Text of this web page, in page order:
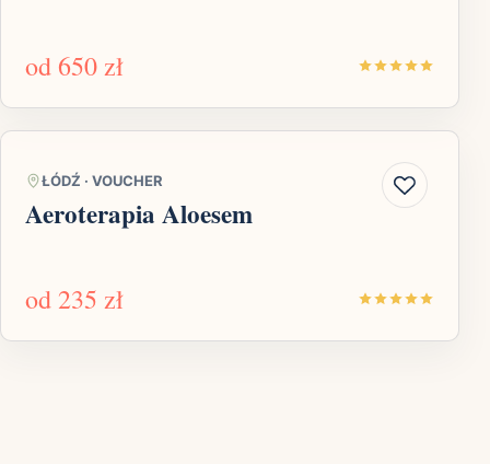
od650 zł
ŁÓDŹ · VOUCHER
Aeroterapia Aloesem
od 235 zł